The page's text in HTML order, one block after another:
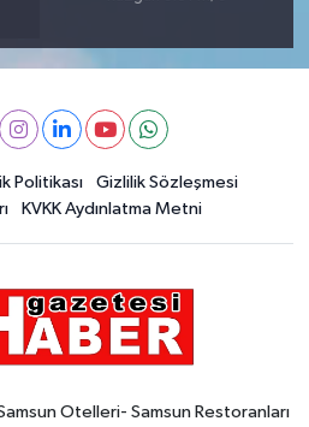
Politikası
Gizlilik Sözleşmesi
KVKK Aydınlatma Metni
Otelleri- Samsun Restoranları